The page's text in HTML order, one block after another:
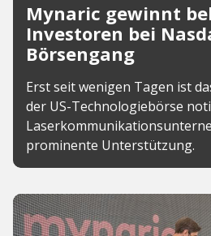
Mynaric gewinnt
Investoren bei
Börsengang
Erst seit wenigen Tagen ist
der US-Technologiebörse
prominente Unterstützung.